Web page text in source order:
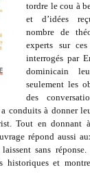
tordre le cou à
et d’idées
nombre de
experts sur
interrogés par
dominicain
seulement les
des
conduits à donner
Tout en donnant
répond aussi
sans
historiques et